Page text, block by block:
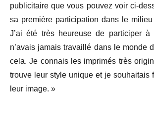
publicitaire que vous pouvez voir ci-
sa première participation dans le
J’ai été très heureuse de participer
n’avais jamais travaillé dans le monde
cela. Je connais les imprimés très
trouve leur style unique et je souhaitais
leur image. »